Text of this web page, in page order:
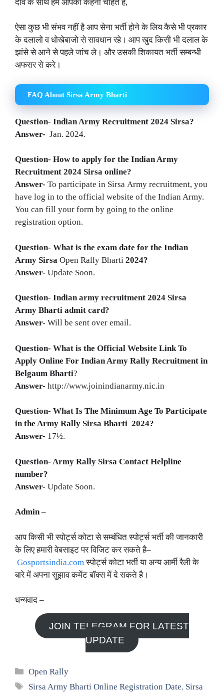
दावे के साथ हम आपको कहना चाहते है,
ऐसा कुछ भी संभव नहीं है आप सेना भर्ती होने के लिय कैसे भी प्रकार
के दलालो व धोखेबाजो से सावधान रहे। आप खुद किसी भी दलाल के
झांसे से आने से पहले जांच ले। और उसकी शिकायत भर्ती सम्बन्धी
अफसर से करे।
FAQ About Sirsa Army Bharti
Question- Indian Army Recruitment 2024 Sirsa?
Answer- Jan. 2024.
Question- How to apply for the Indian Army
Recruitment 2024 Sirsa online?
Answer- To participate in Sirsa Army recruitment, you
have log in to the official website of the Indian Army.
You can fill your form by going to the online
registration option.
Question- What is the exam date for the Indian
Army Sirsa Open Rally Bharti 2024?
Answer- Update Soon.
Question- Indian army recruitment 2024 Sirsa
Army Bharti admit card?
Answer- Will be sent over email.
Question- What is the Official Website Link To
Apply Online For Indian Army Rally Recruitment in
Belgaum Bharti?
Answer- http://www.joinindianarmy.nic.in
Question- What Is The Minimum Age To Participate
in the Army Rally Sirsa Bharti 2024?
Answer- 17½.
Question- Army Rally Sirsa Contact Helpline
number?
Answer- Update Soon.
Admin –
आप किसी भी स्पोर्ट्स कोटा से सम्बंधित स्पोर्ट्स भर्ती की जानकारी
के लिए हमारी वेबसाइट पर विजिट कर सकते है–
Gosportsindia.com स्पोर्ट्स कोटा भर्ती या अन्य आर्मी रैली के
बारे में अपना सुझाव कमेंट बॉक्स में दे सकते है।
धन्यवाद –
JOIN TELEGRAM FOR LATEST
UPDATE
Categories
Open Rally
Tags
Sirsa Army Bharti Online Registration Date, Sirsa